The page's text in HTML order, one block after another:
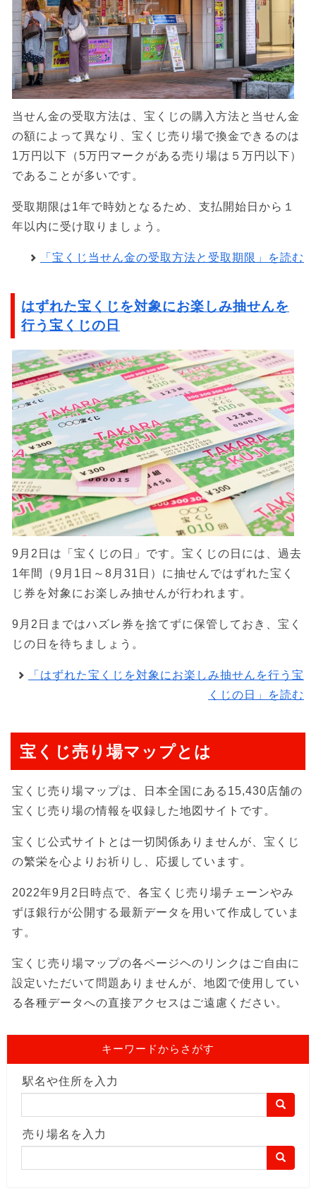
当せん金の受取方法は、宝くじの購入方法と当せん金
の額によって異なり、宝くじ売り場で換金できるのは
1万円以下（5万円マークがある売り場は５万円以下）
であることが多いです。
受取期限は1年で時効となるため、支払開始日から１
年以内に受け取りましょう。
「宝くじ当せん金の受取方法と受取期限」を読む
はずれた宝くじを対象にお楽しみ抽せんを
行う宝くじの日
9月2日は「宝くじの日」です。宝くじの日には、過去
1年間（9月1日～8月31日）に抽せんではずれた宝く
じ券を対象にお楽しみ抽せんが行われます。
9月2日まではハズレ券を捨てずに保管しておき、宝く
じの日を待ちましょう。
「はずれた宝くじを対象にお楽しみ抽せんを行う宝
くじの日」を読む
宝くじ売り場マップとは
宝くじ売り場マップは、日本全国にある15,430店舗の
宝くじ売り場の情報を収録した地図サイトです。
宝くじ公式サイトとは一切関係ありませんが、宝くじ
の繁栄を心よりお祈りし、応援しています。
2022年9月2日時点で、各宝くじ売り場チェーンやみ
ずほ銀行が公開する最新データを用いて作成していま
す。
宝くじ売り場マップの各ページヘのリンクはご自由に
設定いただいて問題ありませんが、地図で使用してい
る各種データへの直接アクセスはご遠慮ください。
キーワードからさがす
駅名や住所を入力
売り場名を入力